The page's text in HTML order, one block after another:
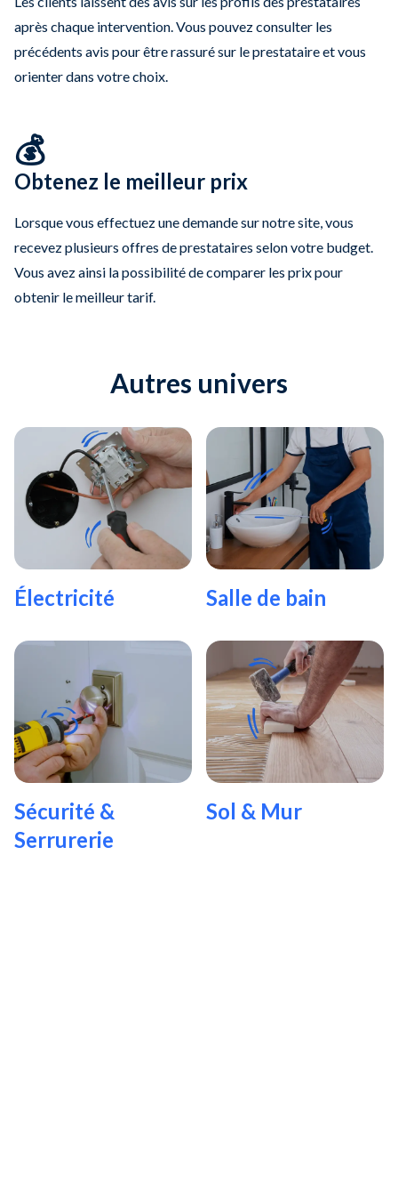
après chaque intervention. Vous pouvez consulter les
précédents avis pour être rassuré sur le prestataire et vous
orienter dans votre choix.
💰
Obtenez le meilleur prix
Lorsque vous effectuez une demande sur notre site, vous
recevez plusieurs offres de prestataires selon votre budget.
Vous avez ainsi la possibilité de comparer les prix pour
obtenir le meilleur tarif.
Autres univers
Électricité Salle de bain
Sécurité &
Serrurerie
Sol & Mur